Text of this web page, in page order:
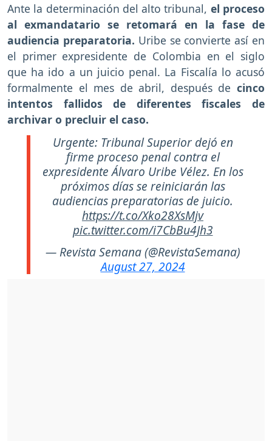
Ante la determinación del alto tribunal, el proceso
al exmandatario se retomará en la fase de
audiencia preparatoria. Uribe se convierte así en
el primer expresidente de Colombia en el siglo
que ha ido a un juicio penal. La Fiscalía lo acusó
formalmente el mes de abril, después de cinco
intentos fallidos de diferentes fiscales de
archivar o precluir el caso.
Urgente: Tribunal Superior dejó en
firme proceso penal contra el
expresidente Álvaro Uribe Vélez. En los
próximos días se reiniciarán las
audiencias preparatorias de juicio.
https://t.co/Xko28XsMjv
pic.twitter.com/i7CbBu4Jh3
— Revista Semana (@RevistaSemana)
August 27, 2024